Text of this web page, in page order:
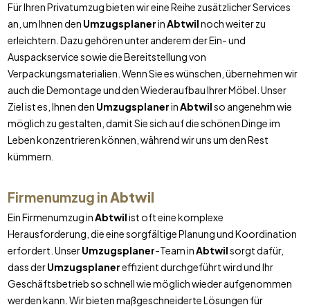
Für Ihren Privatumzug bieten wir eine Reihe zusätzlicher Services
an, um Ihnen den UmzugsplanerinAbtwilnoch weiter zu
erleichtern. Dazu gehören unter anderem der Ein- und
Auspackservice sowie die Bereitstellung von
Verpackungsmaterialien. Wenn Sie es wünschen, übernehmen wir
auch die Demontage und den Wiederaufbau Ihrer Möbel. Unser
Ziel ist es, Ihnen den UmzugsplanerinAbtwilso angenehm wie
möglich zu gestalten, damit Sie sich auf die schönen Dinge im
Leben konzentrieren können, während wir uns um den Rest
kümmern.
Firmenumzug inAbtwil
Ein Firmenumzug inAbtwilist oft eine komplexe
Herausforderung, die eine sorgfältige Planung und Koordination
erfordert. UnserUmzugsplaner-Team inAbtwilsorgt dafür,
dass derUmzugsplanereffizient durchgeführt wird und Ihr
Geschäftsbetrieb so schnell wie möglich wieder aufgenommen
werden kann. Wir bieten maßgeschneiderte Lösungen für